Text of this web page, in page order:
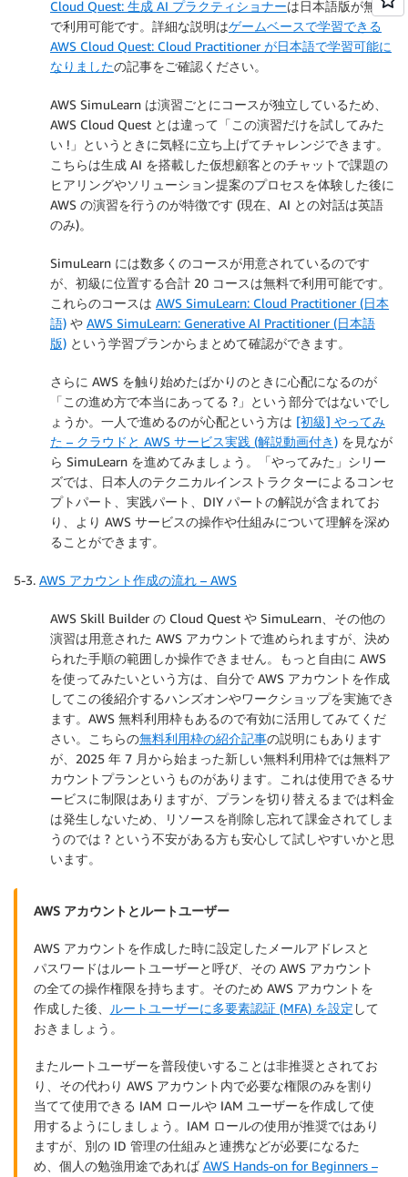
Cloud Quest: 生成 AI プラクティショナーは日本語版が無料
で利用可能です。詳細な説明はゲームベースで学習できる
AWS Cloud Quest: Cloud Practitioner が日本語で学習可能に
なりましたの記事をご確認ください。
AWS SimuLearn は演習ごとにコースが独立しているため、
AWS Cloud Quest とは違って「この演習だけを試してみた
い !」というときに気軽に立ち上げてチャレンジできます。
こちらは生成 AI を搭載した仮想顧客とのチャットで課題の
ヒアリングやソリューション提案のプロセスを体験した後に
AWS の演習を行うのが特徴です (現在、AI との対話は英語
のみ)。
SimuLearn には数多くのコースが用意されているのです
が、初級に位置する合計 20 コースは無料で利用可能です。
これらのコースは AWS SimuLearn: Cloud Practitioner (日本
語) や AWS SimuLearn: Generative AI Practitioner (日本語
版) という学習プランからまとめて確認ができます。
さらに AWS を触り始めたばかりのときに心配になるのが
「この進め方で本当にあってる ?」という部分ではないでし
ょうか。一人で進めるのが心配という方は [初級] やってみ
た – クラウドと AWS サービス実践 (解説動画付き) を見なが
ら SimuLearn を進めてみましょう。「やってみた」シリー
ズでは、日本人のテクニカルインストラクターによるコンセ
プトパート、実践パート、DIY パートの解説が含まれてお
り、より AWS サービスの操作や仕組みについて理解を深め
ることができます。
5-3. AWS アカウント作成の流れ – AWS
AWS Skill Builder の Cloud Quest や SimuLearn、その他の
演習は用意された AWS アカウントで進められますが、決め
られた手順の範囲しか操作できません。もっと自由に AWS
を使ってみたいという方は、自分で AWS アカウントを作成
してこの後紹介するハンズオンやワークショップを実施でき
ます。AWS 無料利用枠もあるので有効に活用してみてくだ
さい。こちらの無料利用枠の紹介記事の説明にもあります
が、2025 年 7 月から始まった新しい無料利用枠では無料ア
カウントプランというものがあります。これは使用できるサ
ービスに制限はありますが、プランを切り替えるまでは料金
は発生しないため、リソースを削除し忘れて課金されてしま
うのでは ? という不安がある方も安心して試しやすいかと思
います。
AWS アカウントとルートユーザー
AWS アカウントを作成した時に設定したメールアドレスと
パスワードはルートユーザーと呼び、その AWS アカウント
の全ての操作権限を持ちます。そのため AWS アカウントを
作成した後、
ルートユーザーに多要素認証 (MFA) を設定 して
おきましょう。
またルートユーザーを普段使いすることは非推奨とされてお
り、その代わり AWS アカウント内で必要な権限のみを割り
当てて使用できる IAM ロールや IAM ユーザーを作成して使
用するようにしましょう。IAM ロールの使用が推奨ではあり
ますが、別の ID 管理の仕組みと連携などが必要になるた
め、個人の勉強用途であれば AWS Hands-on for Beginners –